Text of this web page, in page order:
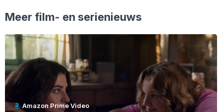
Meer film- en serienieuws
Amazon Prime Video